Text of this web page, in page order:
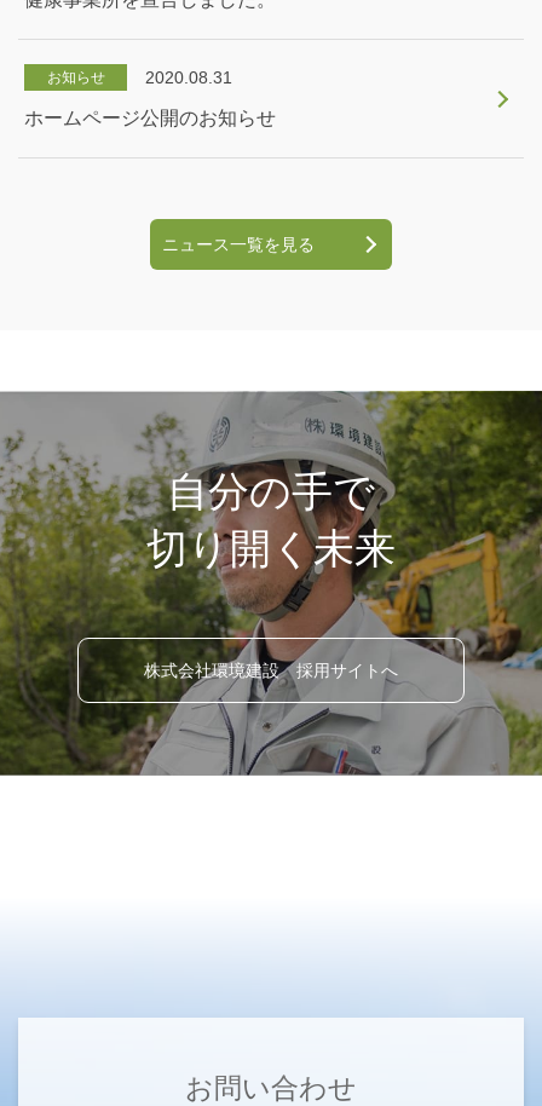
お知らせ 2020.08.31
ホームページ公開のお知らせ
ニュース一覧を見る
自分の手で
切り開く未来
株式会社環境建設 採用サイトへ
お問い合わせ